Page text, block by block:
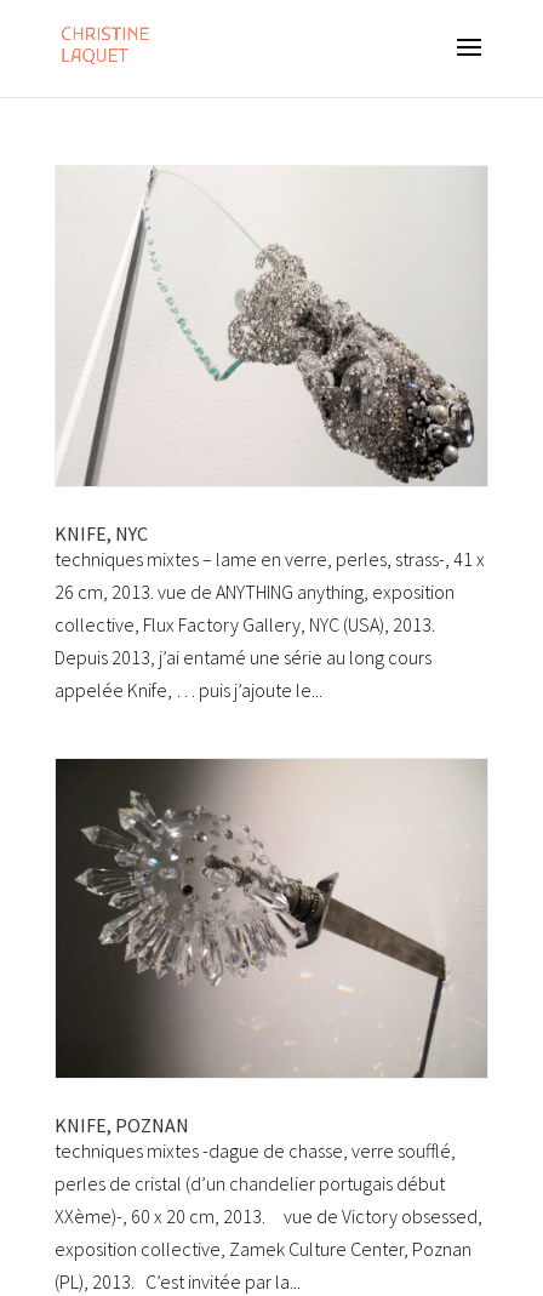
KNIFE, NYC
techniques mixtes – lame en verre, perles, strass-, 41 x
26 cm, 2013. vue de ANYTHING anything, exposition
collective, Flux Factory Gallery, NYC (USA), 2013.
Depuis 2013, j’ai entamé une série au long cours
appelée Knife, … puis j’ajoute le...
KNIFE, POZNAN
techniques mixtes -dague de chasse, verre soufflé,
perles de cristal (d’un chandelier portugais début
XXème)-, 60 x 20 cm, 2013. vue de Victory obsessed,
exposition collective, Zamek Culture Center, Poznan
(PL), 2013. C’est invitée par la...